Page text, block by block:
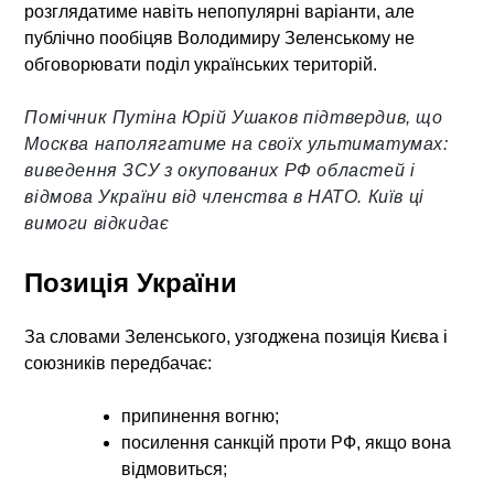
розглядатиме навіть непопулярні варіанти, але
публічно пообіцяв Володимиру Зеленському не
обговорювати поділ українських територій.
Помічник Путіна Юрій Ушаков підтвердив, що
Москва наполягатиме на своїх ультиматумах:
виведення ЗСУ з окупованих РФ областей і
відмова України від членства в НАТО. Київ ці
вимоги відкидає
Позиція України
За словами Зеленського, узгоджена позиція Києва і
союзників передбачає:
припинення вогню;
посилення санкцій проти РФ, якщо вона
відмовиться;